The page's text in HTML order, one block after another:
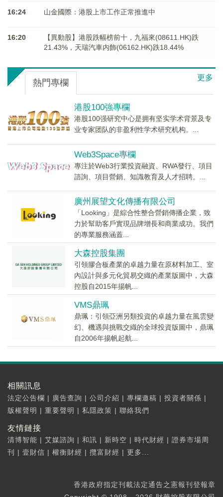
16:24 山金國際：港股上市工作正常推進中
16:20
【異動股】港股跌幅榜前十，九福來(08611.HK)跌
21.43%，天瑞汽車内飾(06162.HK)跌18.44%
更多
熱門專欄
港股100強專欄
港股100强研究中心是拥有坚实学术背景及专
业专家团队的非盈利性学术研究机构。...
Web3Space專欄
專注於Web3行業投資融資、RWA發行、項目
諮詢、項目營銷、知識教育及人才招聘。...
廣州展望文化傳播有限公司
「Looking」是綜合性整合營銷傳播企業，致
力於幫助客戶實現品牌增長和商業成功。我們
的專業服務涵蓋...
大森控股集團
引領膠合板產業的卓越力量在原材料加工、室
內設計與多元化貿易交織的產業版圖中，大森
控股自2015年揚帆...
VMS鼎珮
鼎珮：引領亞洲另類投資的卓越力量在風雲變
幻、機遇與挑戰交織的全球投資版圖中，鼎珮
自2006年揚帆起航...
相關訊息
法定公告欄 | 廣告查詢 | 公司介紹 | 專欄邀稿 | 投資者關係 |
版權聲明 | 重要聲明 | 私隱政策 | 聯絡我們
友情鏈接
清博智能 | 艾媒諮詢 | 和訊 | 新時空 | 時代財經 | 證券市場周
刊
| 壹財信 | 權衡財經 | 攬富財經 | 更多...
香港政府指定刊載法定通告之憲報刊登報章